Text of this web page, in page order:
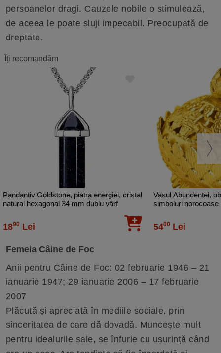
persoanelor dragi. Cauzele nobile o stimulează,
de aceea le poate sluji impecabil. Preocupată de
dreptate.
Îți recomandăm
Pandantiv Goldstone, piatra energiei, cristal
natural hexagonal 34 mm dublu vârf
1890 Lei
Vasul Abundentei,
simboluri norocoase
5400 Lei
Femeia Câine de Foc
Anii pentru Câine de Foc: 02 februarie 1946 – 21
ianuarie 1947; 29 ianuarie 2006 – 17 februarie
2007
Plăcută și apreciată în mediile sociale, prin
sinceritatea de care dă dovadă. Muncește mult
pentru idealurile sale, se înfurie cu ușurință când